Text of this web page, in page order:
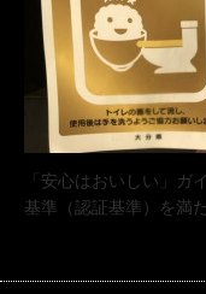
「安心はおいしい」ガ
基準（認証基準）を満